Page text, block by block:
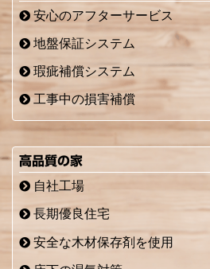
安心のアフターサービス
地盤保証システム
瑕疵補償システム
工事中の損害補償
高品質の家
自社工場
長期優良住宅
安全な木材保存剤を使用